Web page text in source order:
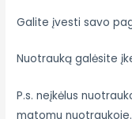
Galite įvesti savo
Nuotrauką galėsite
P.s. neįkėlus
matomu nuotraukoje.